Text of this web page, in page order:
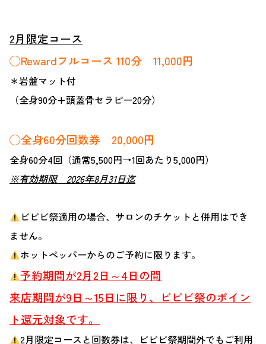
2月限定コース
◯Rewardフルコース 110分 11,000円
＊岩盤マット付
（全身90分+頭蓋骨セラピー20分）
◯全身60分回数券 20,000円
全身60分4回（通常5,500円→1回あたり5,000円）
※有効期限 2026年8月31日迄
ビビビ祭適用の場合、サロンのチケットと併用はでき
ません。
ホットペッパーからのご予約に限ります。
予約期間が2月2日～4日の間
来店期間が9日～15日に限り、ビビビ祭のポイン
ト還元対象です。
2月限定コースと回数券は、ビビビ祭期間外でもご利用